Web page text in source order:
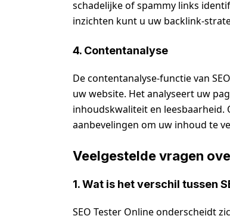
schadelijke of spammy links
inzichten kunt u uw backlink-
4. Contentanalyse
De contentanalyse-functie van
uw website. Het analyseert uw
inhoudskwaliteit en leesbaarheid.
aanbevelingen om uw inhoud te
Veelgestelde vragen
1. Wat is het verschil tussen
SEO Tester Online onderscheidt